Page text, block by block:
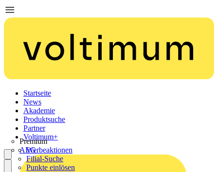
Startseite
News
Akademie
Produktsuche
Partner
Premium
AEG
Voltimum+
Werbeaktionen
Filial-Suche
Punkte einlösen